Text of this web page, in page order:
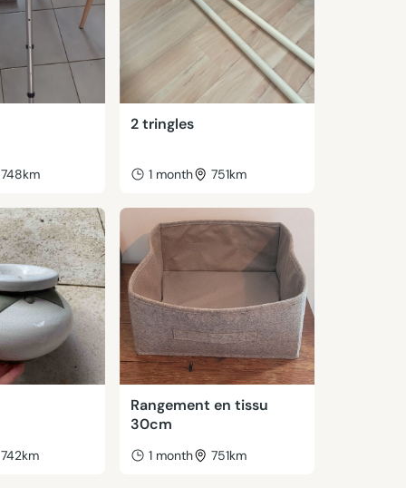
748km
2 tringles
1 month 751km
742km
Rangement en tissu
30cm
1 month 751km